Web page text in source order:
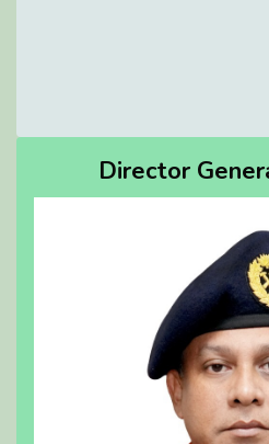
Director